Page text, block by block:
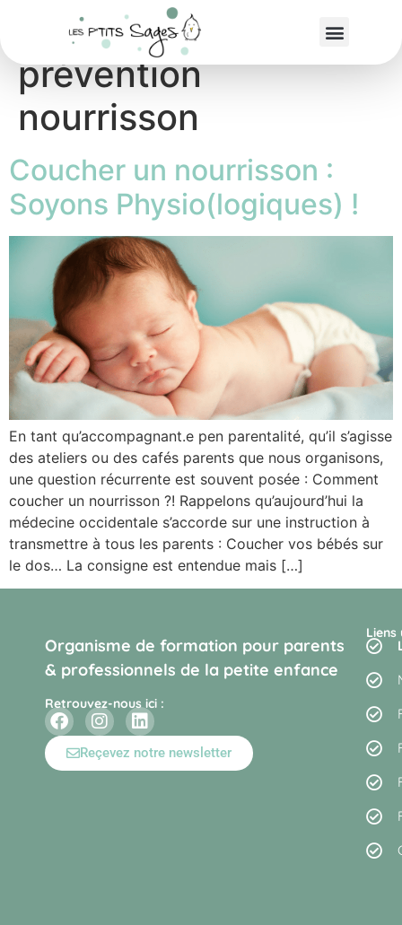
Étiquette :
prévention
nourrisson
Coucher un nourrisson :
Soyons Physio(logiques) !
En tant qu’accompagnant.e pen parentalité, qu’il s’agisse
des ateliers ou des cafés parents que nous organisons,
une question récurrente est souvent posée : Comment
coucher un nourrisson ?! Rappelons qu’aujourd’hui la
médecine occidentale s’accorde sur une instruction à
transmettre à tous les parents : Coucher vos bébés sur
le dos… La consigne est entendue mais […]
Organisme de formation pour parents
& professionnels de la petite enfance
Retrouvez-nous ici :
Reçevez notre newsletter
Liens